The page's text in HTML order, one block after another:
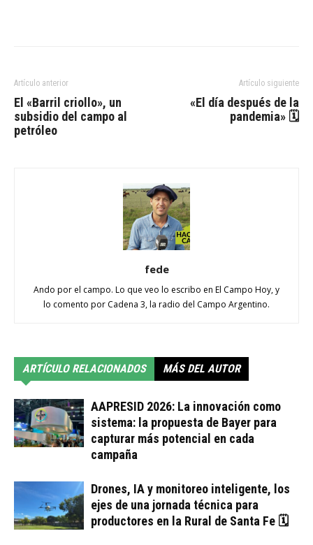
Artículo anterior
El «Barril criollo», un
subsidio del campo al
petróleo
Artículo siguiente
«El día después de la
pandemia» 🗓
fede
Ando por el campo. Lo que veo lo escribo en El Campo Hoy, y
lo comento por Cadena 3, la radio del Campo Argentino.
ARTÍCULO RELACIONADOS MÁS DEL AUTOR
AAPRESID 2026: La innovación como
sistema: la propuesta de Bayer para
capturar más potencial en cada
campaña
Drones, IA y monitoreo inteligente, los
ejes de una jornada técnica para
productores en la Rural de Santa Fe 🗓